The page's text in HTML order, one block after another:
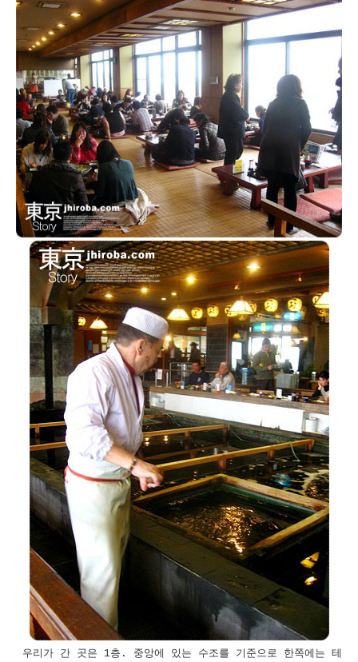
우리가 간 곳은 1층. 중앙에 있는 수조를 기준으로 한쪽에는 테